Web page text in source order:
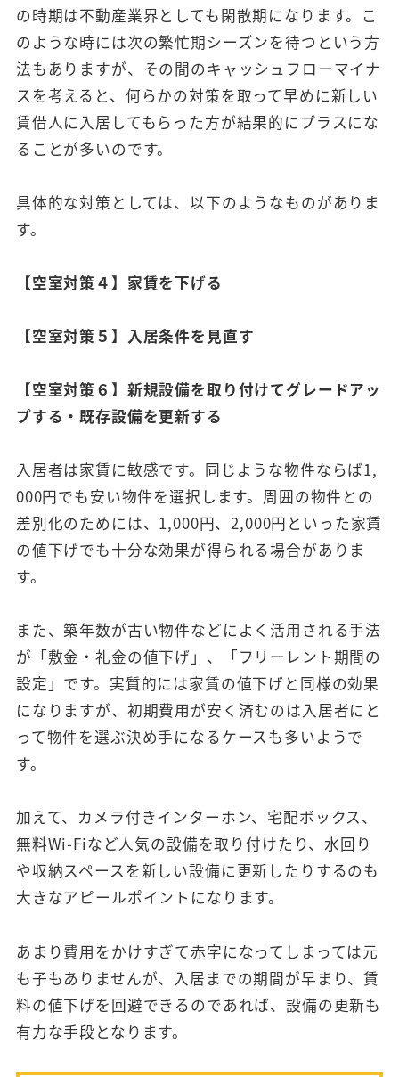
の時期は不動産業界としても閑散期になります。こ
のような時には次の繁忙期シーズンを待つという方
法もありますが、その間のキャッシュフローマイナ
スを考えると、何らかの対策を取って早めに新しい
賃借人に入居してもらった方が結果的にプラスにな
ることが多いのです。
具体的な対策としては、以下のようなものがありま
す。
【空室対策４】家賃を下げる
【空室対策５】入居条件を見直す
【空室対策６】新規設備を取り付けてグレードアッ
プする・既存設備を更新する
入居者は家賃に敏感です。同じような物件ならば1,
000円でも安い物件を選択します。周囲の物件との
差別化のためには、1,000円、2,000円といった家賃
の値下げでも十分な効果が得られる場合がありま
す。
また、築年数が古い物件などによく活用される手法
が「敷金・礼金の値下げ」、「フリーレント期間の
設定」です。実質的には家賃の値下げと同様の効果
になりますが、初期費用が安く済むのは入居者にと
って物件を選ぶ決め手になるケースも多いようで
す。
加えて、カメラ付きインターホン、宅配ボックス、
無料Wi-Fiなど人気の設備を取り付けたり、水回り
や収納スペースを新しい設備に更新したりするのも
大きなアピールポイントになります。
あまり費用をかけすぎて赤字になってしまっては元
も子もありませんが、入居までの期間が早まり、賃
料の値下げを回避できるのであれば、設備の更新も
有力な手段となります。